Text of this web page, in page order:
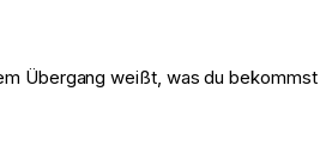
Übergang weißt, was du